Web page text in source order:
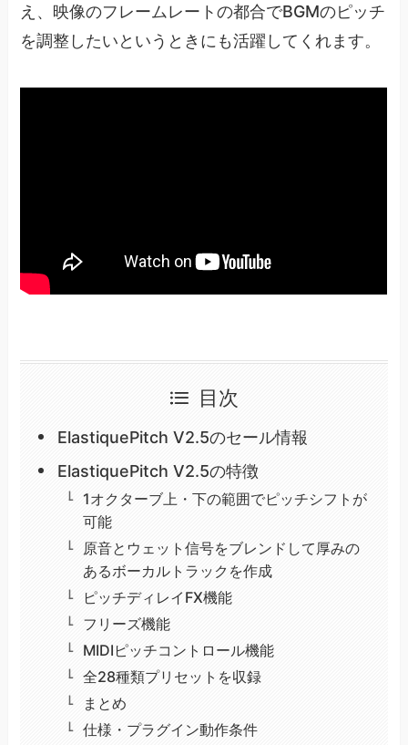
え、映像のフレームレートの都合でBGMのピッチ
を調整したいというときにも活躍してくれます。
目次
ElastiquePitch V2.5のセール情報
ElastiquePitch V2.5の特徴
1オクターブ上・下の範囲でピッチシフトが
可能
原音とウェット信号をブレンドして厚みの
あるボーカルトラックを作成
ピッチディレイFX機能
フリーズ機能
MIDIピッチコントロール機能
全28種類プリセットを収録
まとめ
仕様・プラグイン動作条件